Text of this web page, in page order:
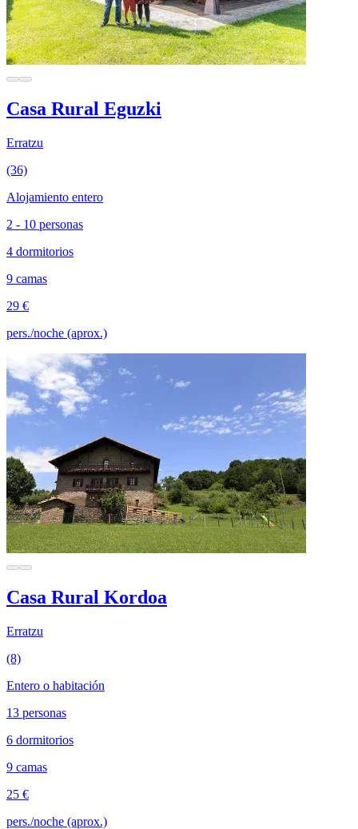
Casa Rural Eguzki
Erratzu
(36)
Alojamiento entero
2 - 10 personas
4 dormitorios
9 camas
29 €
pers./noche (aprox.)
Casa Rural Kordoa
Erratzu
(8)
Entero o habitación
13 personas
6 dormitorios
9 camas
25 €
pers./noche (aprox.)